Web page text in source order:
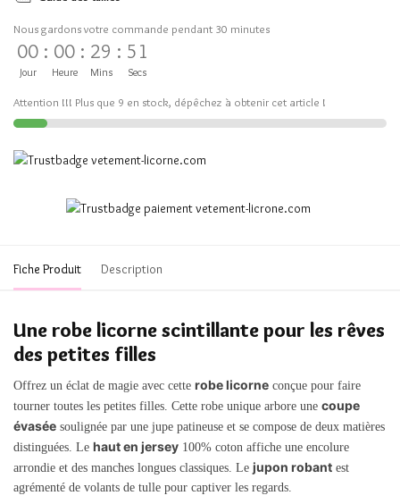
Nous gardons votre commande pendant 30 minutes
00
Jour
: 00
Heure
: 29
Mins
: 51
Secs
Attention !!! Plus que 9 en stock, dépêchez à obtenir cet article !
Fiche Produit Description
Une robe licorne scintillante pour les rêves
des petites filles
Offrez un éclat de magie avec cette robe licorne conçue pour faire
tourner toutes les petites filles. Cette robe unique arbore une coupe
évasée soulignée par une jupe patineuse et se compose de deux matières
distinguées. Le haut en jersey 100% coton affiche une encolure
arrondie et des manches longues classiques. Le jupon robant est
agrémenté de volants de tulle pour captiver les regards.